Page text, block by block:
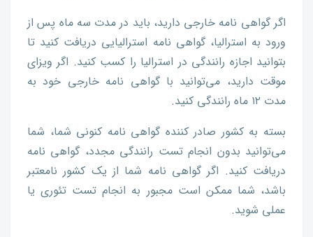
اگر گواهی نامه خارجی دارید، باید در مدت سه ماه پس از
ورود به استرالیا، گواهی نامه استرالیایی دریافت کنید تا
بتوانید اجازه رانندگی در استرالیا را کسب کنید. اگر ویزای
موقت دارید، می‌توانید با گواهی نامه خارجی خود به
مدت ۱۲ ماه رانندگی کنید.
بسته به کشور صادر کننده گواهی نامه کنونی شما، شما
می‌توانید بدون انجام تست رانندگی مجدد، گواهی نامه
دریافت کنید. اگر گواهی نامه شما از یک کشور نامعتبر
باشد، شما ممکن است مجبور به انجام تست تئوری یا
عملی شوید.